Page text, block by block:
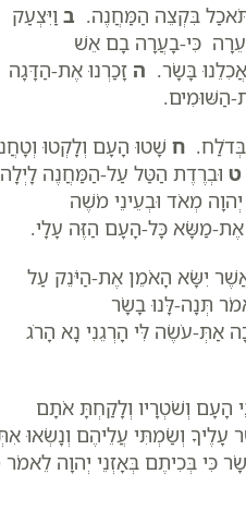
בִּקְצֵה הַמַּחֲנֶה. ב וַיִּצְעַק
כִּי-בָעֲרָה בָם אֵשׁ
בָּשָׂר. ה זָכַרְנוּ אֶת-הַדָּגָה
הַשּׁוּמִים.
ח שָׁטוּ הָעָם וְלָקְטוּ
ט וּבְרֶדֶת הַטַּל עַל-הַמַּחֲנֶה לָיְלָה
מְאֹד וּבְעֵינֵי מֹשֶׁה
אֶת-מַשָּׂא כָּל-הָעָם הַזֶּה עָלָי.
יִשָּׂא הָאֹמֵן אֶת-הַיֹּנֵק עַל
תְּנָה-לָּנוּ בָשָׂר
אַתְּ-עֹשֶׂה לִּי הָרְגֵנִי נָא הָרֹג
הָעָם וְשֹׁטְרָיו וְלָקַחְתָּ אֹתָם
עָלֶיךָ וְשַׂמְתִּי עֲלֵיהֶם וְנָשְׂאוּ
בְּכִיתֶם בְּאָזְנֵי יְהוָה לֵאמֹר